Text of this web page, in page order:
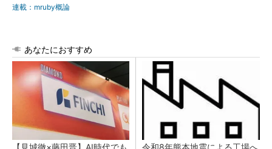
連載：mruby概論
あなたにおすすめ
【見城徹×藤田晋】AI時代でも
令和8年熊本地震による工場へ